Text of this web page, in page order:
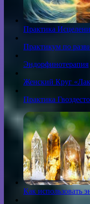
Практика
Практикум по
Эндорфинотерапия
Женский Круг
Практика
Как использовать